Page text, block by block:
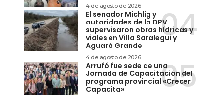
4 de agosto de 2026
El senador Michlig y
autoridades de la DPV
supervisaron obras hídricas y
viales en Villa Saralegui y
Aguará Grande
4 de agosto de 2026
Arrufó fue sede de una
Jornada de Capacitación del
programa provincial «Crecer
Capacita»